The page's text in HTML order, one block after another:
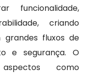
funcionalidade,
criando
grandes fluxos de
e segurança. O
como